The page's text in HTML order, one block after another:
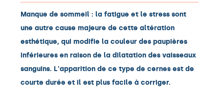
Manque de sommeil : la fatigue et le stress sont
une autre cause majeure de cette altération
esthétique, qui modifie la couleur des paupières
inférieures en raison de la dilatation des vaisseaux
sanguins. L'apparition de ce type de cernes est de
courte durée et il est plus facile à corriger.